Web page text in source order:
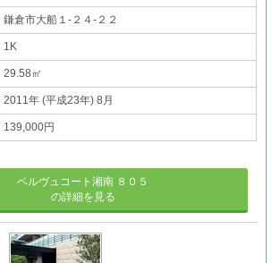
鎌倉市大船１-２４-２２
1K
29.58㎡
2011年 (平成23年) 8月
139,000円
ベルヴュコート湘南 ８０５
の詳細を見る